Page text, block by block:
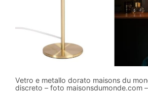
Vetro e metallo dorato maisons du
discreto – foto maisonsdumonde.com